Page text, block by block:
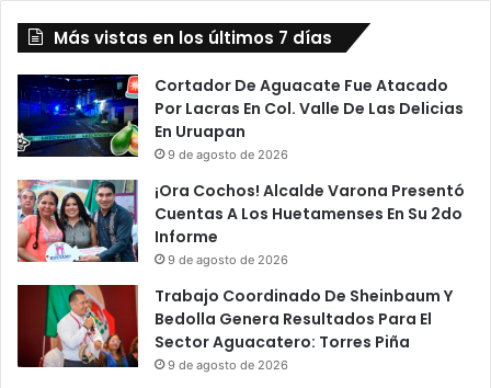
Más vistas en los últimos 7 días
Cortador De Aguacate Fue Atacado
Por Lacras En Col. Valle De Las Delicias
En Uruapan
9 de agosto de 2026
¡Ora Cochos! Alcalde Varona Presentó
Cuentas A Los Huetamenses En Su 2do
Informe
9 de agosto de 2026
Trabajo Coordinado De Sheinbaum Y
Bedolla Genera Resultados Para El
Sector Aguacatero: Torres Piña
9 de agosto de 2026